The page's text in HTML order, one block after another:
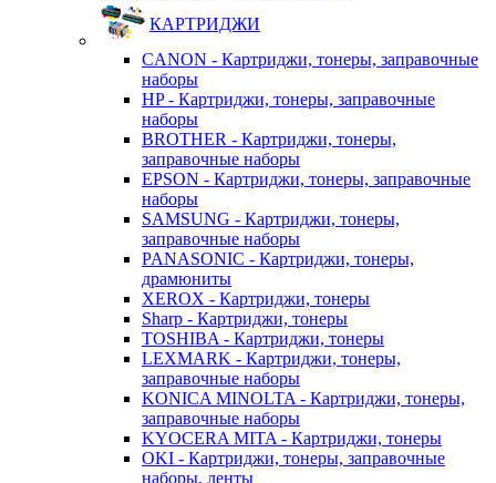
КАРТРИДЖИ
CANON - Картриджи, тонеры, заправочные
наборы
HP - Картриджи, тонеры, заправочные
наборы
BROTHER - Картриджи, тонеры,
заправочные наборы
EPSON - Картриджи, тонеры, заправочные
наборы
SAMSUNG - Картриджи, тонеры,
заправочные наборы
PANASONIC - Картриджи, тонеры,
драмюниты
XEROX - Картриджи, тонеры
Sharp - Картриджи, тонеры
TOSHIBA - Картриджи, тонеры
LEXMARK - Картриджи, тонеры,
заправочные наборы
KONICA MINOLTA - Картриджи, тонеры,
заправочные наборы
KYOCERA MITA - Картриджи, тонеры
OKI - Картриджи, тонеры, заправочные
наборы, ленты